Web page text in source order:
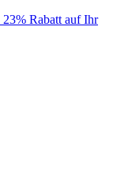
23% Rabatt auf Ihr